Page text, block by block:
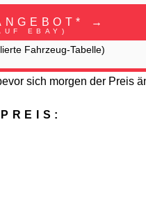
→
EBAY)
Fahrzeug-Tabelle)
sich morgen der Preis